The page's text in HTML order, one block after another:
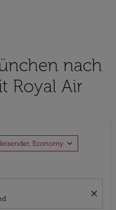
nach
Royal Air
Economy expand_more
close